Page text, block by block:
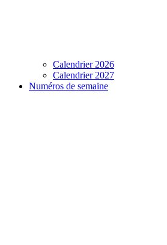
Calendrier 2026
Calendrier 2027
Numéros de semaine